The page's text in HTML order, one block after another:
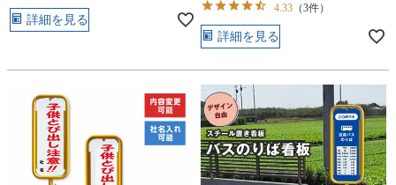
詳細を見る
4.33 （3件）
詳細を見る